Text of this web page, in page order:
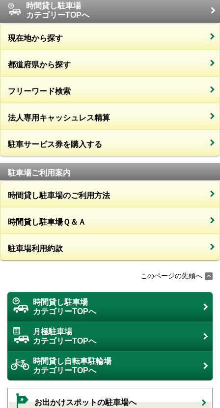
時間貸し駐車場
カテゴリーTOPへ
現在地から探す
都道府県から探す
フリーワード検索
法人専用キャッシュレス精算
駐車サービス券を購入する
駐車場ご利用案内
時間貸し駐車場のご利用方法
時間貸し駐車場Ｑ＆Ａ
駐車場利用約款
このページの先頭へ
時間貸し駐車場
カテゴリーTOPへ
月極駐車場
カテゴリーTOPへ
時間貸し自転車駐輪場
カテゴリーTOPへ
お出かけスポットの駐車場へ